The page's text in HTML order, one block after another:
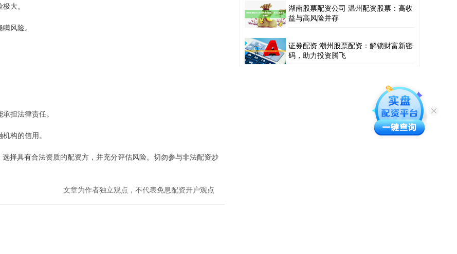
大。
风险。
担法律责任。
构的信用。
择具有合法资质的配资方，并充分评估风险。切勿参与非法配资炒
文章为作者独立观点，不代表免息配资开户观点
湖南股票配资公司 温州配资股票：高收
益与高风险并存
证券配资 潮州股票配资：解锁财富新密
码，助力投资腾飞